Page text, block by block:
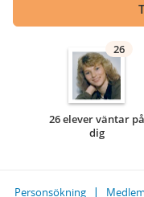
26
26 elever väntar på
dig
Personsökning